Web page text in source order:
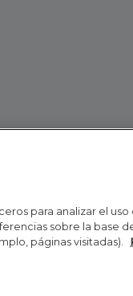
para analizar el
sobre la base
páginas visitadas).